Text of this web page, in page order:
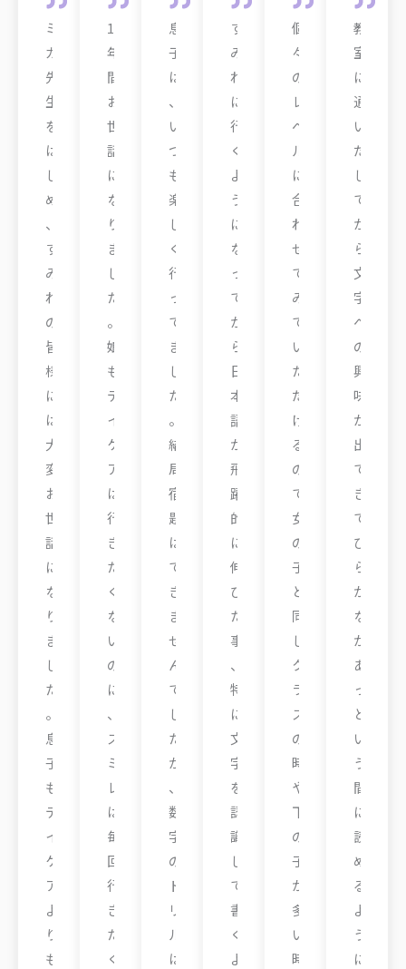
ミ
カ
先
生
を
は
じ
め
、
す
み
れ
の
皆
様
に
は
大
変
お
世
話
に
な
り
ま
し
た
。
息
子
も
デ
イ
ケ
ア
よ
り
も
1
年
間
お
世
話
に
な
り
ま
し
た
。
娘
も
デ
イ
ケ
ア
は
行
き
た
く
な
い
の
に
、
ス
ミ
レ
は
毎
回
行
き
た
く
息
子
は
、
い
つ
も
楽
し
く
行
っ
て
ま
し
た
。
結
局
宿
題
は
で
き
ま
せ
ん
で
し
た
が
、
数
字
の
ド
リ
ル
は
す
み
れ
に
行
く
よ
う
に
な
っ
て
か
ら
日
本
語
が
飛
躍
的
に
伸
び
た
事
、
特
に
文
字
を
認
識
し
て
書
く
よ
個
々
の
レ
ベ
ル
に
合
わ
せ
て
み
て
い
た
だ
け
る
の
で
女
の
子
と
同
じ
ク
ラ
ス
の
時
や
下
の
子
が
多
い
時
教
室
に
通
い
だ
し
て
か
ら
文
字
へ
の
興
味
が
出
て
き
て
ひ
ら
が
な
が
あ
っ
と
い
う
間
に
読
め
る
よ
う
に